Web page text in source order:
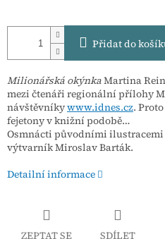
Přidat do
Milionářská okýnkaMartina
mezi čtenáři regionální přílohy
návštěvníkywww.idnes.cz.
fejetony v knižní podobě…
Osmnácti původními
výtvarník Miroslav Barták.
Detailní informace
ZEPTAT SE SDÍLET